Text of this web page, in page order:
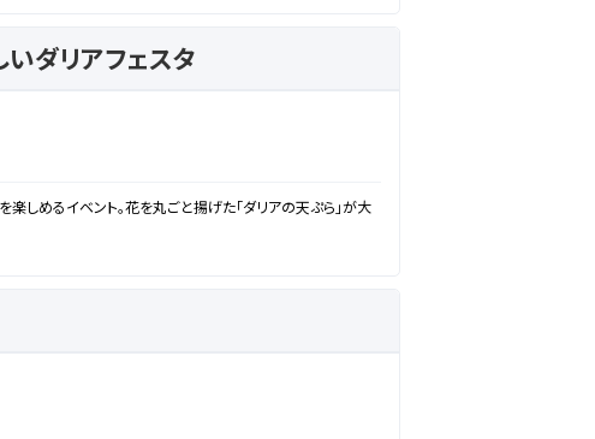
ダリアフェスタ
楽しめるイベント。花を丸ごと揚げた「ダリアの天ぷら」が大